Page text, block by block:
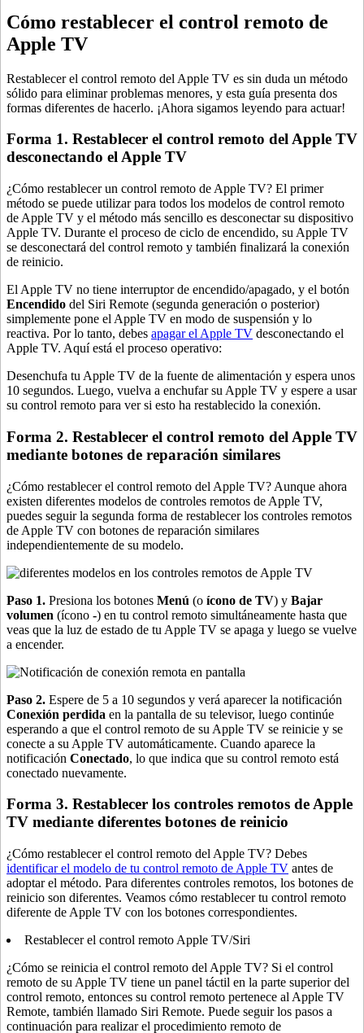
Cómo restablecer el control remoto de
Apple TV
Restablecer el control remoto del Apple TV es sin duda un método
sólido para eliminar problemas menores, y esta guía presenta dos
formas diferentes de hacerlo. ¡Ahora sigamos leyendo para actuar!
Forma 1. Restablecer el control remoto del Apple TV
desconectando el Apple TV
¿Cómo restablecer un control remoto de Apple TV? El primer
método se puede utilizar para todos los modelos de control remoto
de Apple TV y el método más sencillo es desconectar su dispositivo
Apple TV. Durante el proceso de ciclo de encendido, su Apple TV
se desconectará del control remoto y también finalizará la conexión
de reinicio.
El Apple TV no tiene interruptor de encendido/apagado, y el botón
Encendido del Siri Remote (segunda generación o posterior)
simplemente pone el Apple TV en modo de suspensión y lo
reactiva. Por lo tanto, debes apagar el Apple TV desconectando el
Apple TV. Aquí está el proceso operativo:
Desenchufa tu Apple TV de la fuente de alimentación y espera unos
10 segundos. Luego, vuelva a enchufar su Apple TV y espere a usar
su control remoto para ver si esto ha restablecido la conexión.
Forma 2. Restablecer el control remoto del Apple TV
mediante botones de reparación similares
¿Cómo restablecer el control remoto del Apple TV? Aunque ahora
existen diferentes modelos de controles remotos de Apple TV,
puedes seguir la segunda forma de restablecer los controles remotos
de Apple TV con botones de reparación similares
independientemente de su modelo.
Paso 1. Presiona los botones Menú (o ícono de TV) y Bajar
volumen (ícono -) en tu control remoto simultáneamente hasta que
veas que la luz de estado de tu Apple TV se apaga y luego se vuelve
a encender.
Paso 2. Espere de 5 a 10 segundos y verá aparecer la notificación
Conexión perdida en la pantalla de su televisor, luego continúe
esperando a que el control remoto de su Apple TV se reinicie y se
conecte a su Apple TV automáticamente. Cuando aparece la
notificación Conectado, lo que indica que su control remoto está
conectado nuevamente.
Forma 3. Restablecer los controles remotos de Apple
TV mediante diferentes botones de reinicio
¿Cómo restablecer el control remoto del Apple TV? Debes
identificar el modelo de tu control remoto de Apple TV antes de
adoptar el método. Para diferentes controles remotos, los botones de
reinicio son diferentes. Veamos cómo restablecer tu control remoto
diferente de Apple TV con los botones correspondientes.
Restablecer el control remoto Apple TV/Siri
¿Cómo se reinicia el control remoto del Apple TV? Si el control
remoto de su Apple TV tiene un panel táctil en la parte superior del
control remoto, entonces su control remoto pertenece al Apple TV
Remote, también llamado Siri Remote. Puede seguir los pasos a
continuación para realizar el procedimiento remoto de